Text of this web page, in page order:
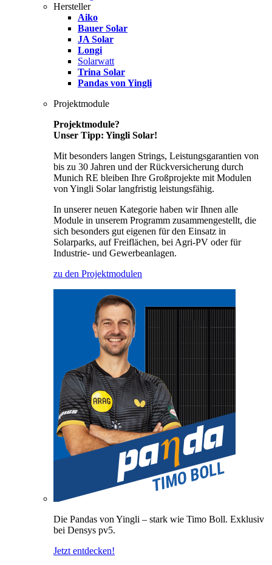
Hersteller
Aiko
Bauer Solar
JA Solar
Longi
Solarwatt
Trina Solar
Pandas von Yingli
Projektmodule
Projektmodule?
Unser Tipp: Yingli Solar!
Mit besonders langen Strings, Leistungsgarantien von
bis zu 30 Jahren und der Rückversicherung durch
Munich RE bleiben Ihre Großprojekte mit Modulen
von Yingli Solar langfristig leistungsfähig.
In unserer neuen Kategorie haben wir Ihnen alle
Module in unserem Programm zusammengestellt, die
sich besonders gut eigenen für den Einsatz in
Solarparks, auf Freiflächen, bei Agri-PV oder für
Industrie- und Gewerbeanlagen.
zu den Projektmodulen
Die Pandas von Yingli – stark wie Timo Boll. Exklusiv
bei Densys pv5.
Jetzt entdecken!